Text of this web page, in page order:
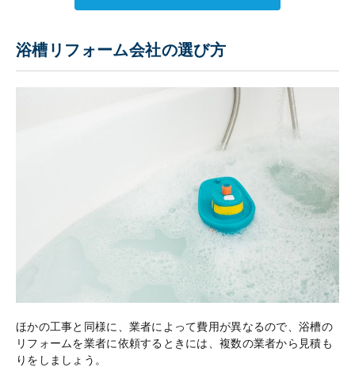
浴槽リフォーム会社の選び方
ほかの工事と同様に、業者によって費用が異なるので、浴槽の
リフォームを業者に依頼するときには、複数の業者から見積も
りをしましょう。